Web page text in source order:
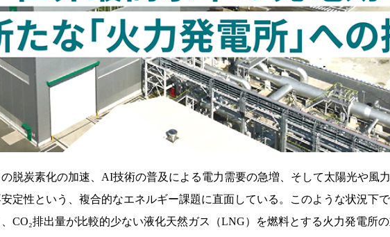
脱炭素化の加速、AI技術の普及による電力需要の急増、そして太陽光や風
定性という、複合的なエネルギー課題に直面している。このような状況下
CO₂排出量が比較的少ない液化天然ガス（LNG）を燃料とする火力発電所